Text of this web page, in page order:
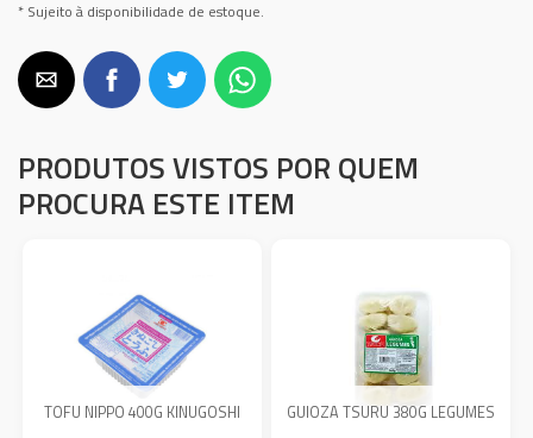
* Sujeito à disponibilidade de estoque.
PRODUTOS VISTOS POR QUEM
PROCURA ESTE ITEM
TOFU NIPPO 400G KINUGOSHI GUIOZA TSURU 380G LEGUMES